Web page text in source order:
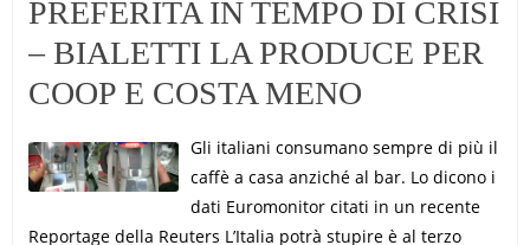
PREFERITA IN TEMPO DI CRISI
– BIALETTI LA PRODUCE PER
COOP E COSTA MENO
Gli italiani consumano sempre di più il
caffè a casa anziché al bar. Lo dicono i
dati Euromonitor citati in un recente
Reportage della Reuters L’Italia potrà stupire è al terzo